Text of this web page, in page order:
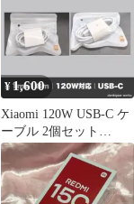
¥1,600
Xiaomi 120W USB-C ケ
ーブル 2個セット
1m+1.8m